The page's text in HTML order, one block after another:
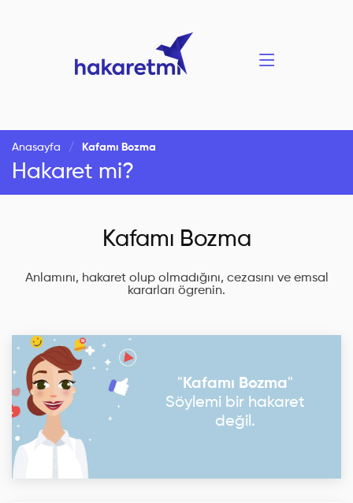
Anasayfa Kafamı Bozma
Hakaret mi?
Kafamı Bozma
Anlamını, hakaret olup olmadığını, cezasını ve emsal
kararları ögrenin.
"Kafamı Bozma"
Söylemi bir hakaret
değil.